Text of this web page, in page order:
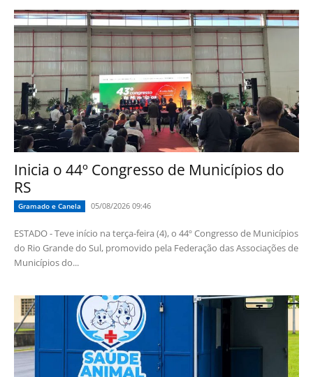
Inicia o 44º Congresso de Municípios do
RS
Gramado e Canela 05/08/2026 09:46
ESTADO - Teve início na terça-feira (4), o 44º Congresso de Municípios
do Rio Grande do Sul, promovido pela Federação das Associações de
Municípios do...